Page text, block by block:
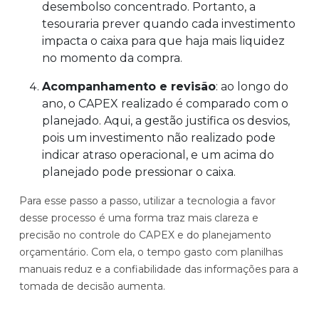
desembolso concentrado. Portanto, a
tesouraria prever quando cada investimento
impacta o caixa para que haja mais liquidez
no momento da compra.
Acompanhamento e revisão: ao longo do
ano, o CAPEX realizado é comparado com o
planejado. Aqui, a gestão justifica os desvios,
pois um investimento não realizado pode
indicar atraso operacional, e um acima do
planejado pode pressionar o caixa.
Para esse passo a passo, utilizar a tecnologia a favor
desse processo é uma forma traz mais clareza e
precisão no controle do CAPEX e do planejamento
orçamentário. Com ela, o tempo gasto com planilhas
manuais reduz e a confiabilidade das informações para a
tomada de decisão aumenta.